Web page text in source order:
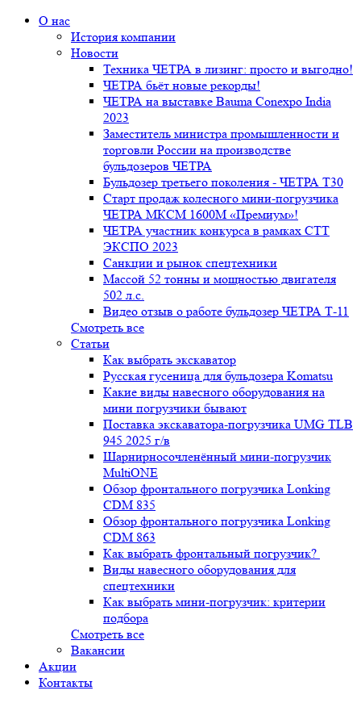
О нас
История компании
Новости
Техника ЧЕТРА в лизинг: просто и выгодно!
ЧЕТРА бьёт новые рекорды!
ЧЕТРА на выставке Bauma Conexpo India
2023
Заместитель министра промышленности и
торговли России на производстве
бульдозеров ЧЕТРА
Бульдозер третьего поколения - ЧЕТРА Т30
Старт продаж колесного мини-погрузчика
ЧЕТРА МКСМ 1600М «Премиум»!
ЧЕТРА участник конкурса в рамках СТТ
ЭКСПО 2023
Санкции и рынок спецтехники
Массой 52 тонны и мощностью двигателя
502 л.с.
Видео отзыв о работе бульдозер ЧЕТРА Т-11
Смотреть все
Статьи
Как выбрать экскаватор
Русская гусеница для бульдозера Komatsu
Какие виды навесного оборудования на
мини погрузчики бывают
Поставка экскаватора-погрузчика UMG TLB
945 2025 г/в
Шарнирносочленённый мини-погрузчик
MultiONE
Обзор фронтального погрузчика Lonking
CDM 835
Обзор фронтального погрузчика Lonking
CDM 863
Как выбрать фронтальный погрузчик?
Виды навесного оборудования для
спецтехники
Как выбрать мини-погрузчик: критерии
подбора
Смотреть все
Вакансии
Акции
Контакты